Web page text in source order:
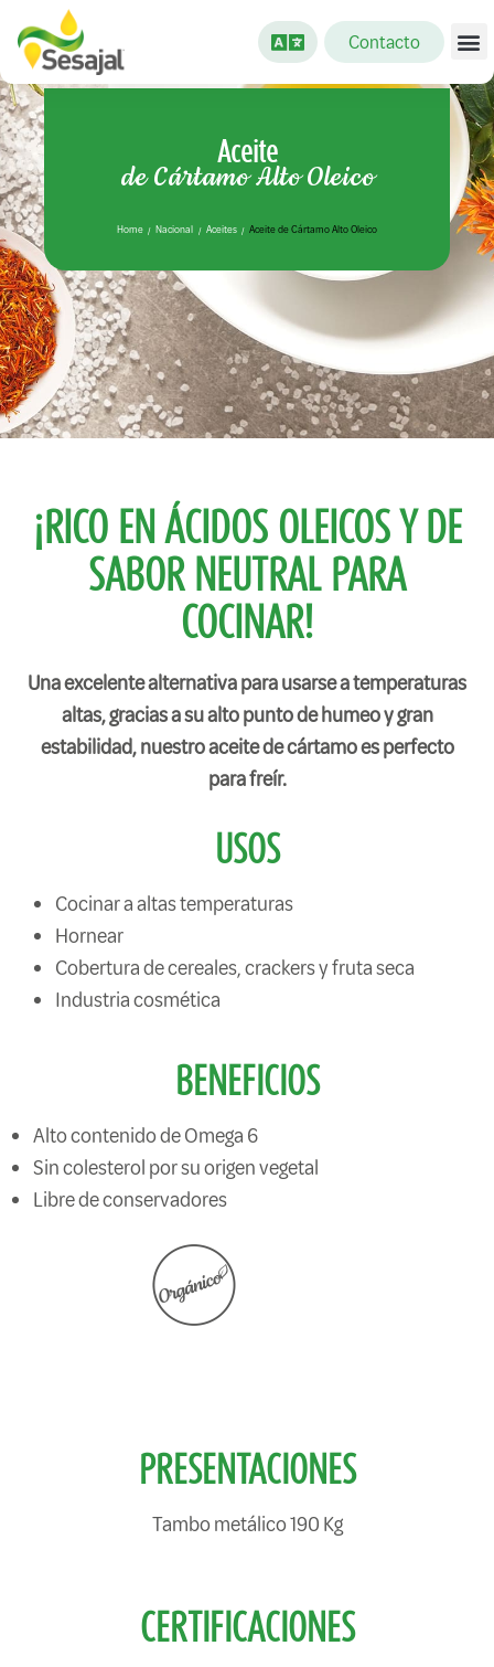
Contacto
Aceite
de Cártamo Alto Oleico
Home Nacional Aceites Aceite de Cártamo Alto Oleico
¡RICO EN ÁCIDOS OLEICOS Y DE
SABOR NEUTRAL PARA
COCINAR!
Una excelente alternativa para usarse a temperaturas
altas, gracias a su alto punto de humeo y gran
estabilidad, nuestro aceite de cártamo es perfecto
para freír.
USOS
Cocinar a altas temperaturas
Hornear
Cobertura de cereales, crackers y fruta seca
Industria cosmética
BENEFICIOS
Alto contenido de Omega 6
Sin colesterol por su origen vegetal
Libre de conservadores
PRESENTACIONES
Tambo metálico 190 Kg
CERTIFICACIONES